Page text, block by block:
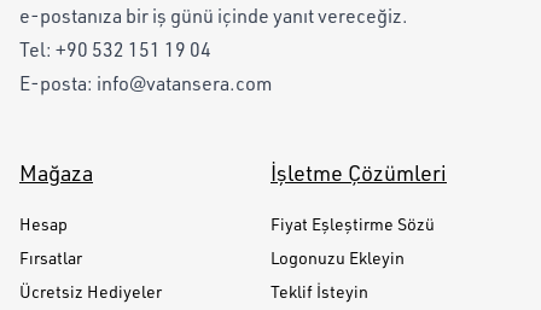
e-postanıza bir iş günü içinde yanıt vereceğiz.
Tel: +90 532 151 19 04
E-posta: info@vatansera.com
Mağaza
Hesap
Fırsatlar
Ücretsiz Hediyeler
İşletme Çözümleri
Fiyat Eşleştirme Sözü
Logonuzu Ekleyin
Teklif İsteyin